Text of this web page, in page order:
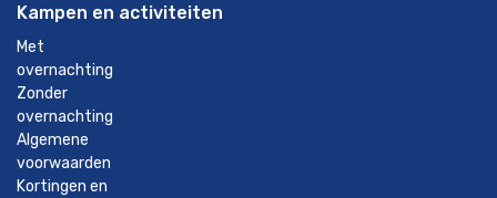
Kampen en activiteiten
Met
overnachting
Zonder
overnachting
Algemene
voorwaarden
Kortingen en